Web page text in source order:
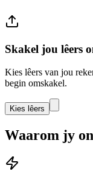
Skakel jou lêers
Kies lêers van jou
begin omskakel.
Kies lêers
Waarom jy